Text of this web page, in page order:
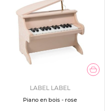
LABEL LABEL
Piano en bois - rose